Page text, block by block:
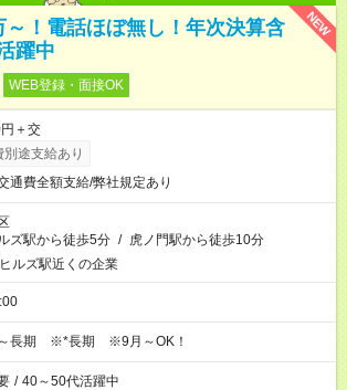
NEW
～！電話ほぼ無し！年次決算含
躍中
WEB登録・面接OK
＋交
別途支給あり
通費全額支給/弊社規定あり
ズ駅から徒歩5分 / 虎ノ門駅から徒歩10分
ルズ駅近くの企業
長期 ※*長期 ※9月～OK！
/ 40～50代活躍中